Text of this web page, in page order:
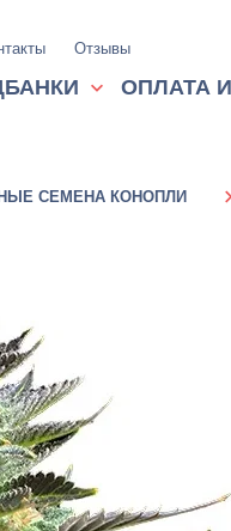
Отзывы
ОПЛАТА
СЕМЕНА КОНОПЛИ